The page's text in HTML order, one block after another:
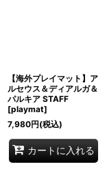
【海外プレイマット】ア
ルセウス＆ディアルガ＆
パルキア STAFF
[playmat]
7,980円(税込)
カートに入れる